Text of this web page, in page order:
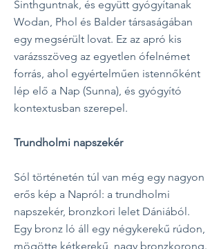
Sinthguntnak, és együtt gyógyítanak
Wodan, Phol és Balder társaságában
egy megsérült lovat. Ez az apró kis
varázsszöveg az egyetlen ófelnémet
forrás, ahol egyértelműen istennőként
lép elő a Nap (Sunna), és gyógyító
kontextusban szerepel.
Trundholmi napszekér
Sól történetén túl van még egy nagyon
erős kép a Napról: a trundholmi
napszekér, bronzkori lelet Dániából.
Egy bronz ló áll egy négykerekű rúdon,
mögötte kétkerekű, nagy bronzkorong.